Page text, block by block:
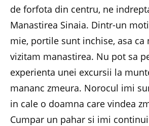
de forfota din centru, ne
Manastirea Sinaia. Dintr-un
mie, portile sunt inchise, asa ca
vizitam manastirea. Nu pot sa
experienta unei excursii la
mananc zmeura. Norocul imi
in cale o doamna care vindea
Cumpar un pahar si imi